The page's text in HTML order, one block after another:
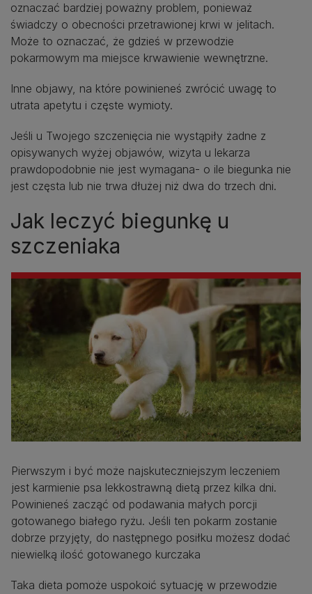
oznaczać bardziej poważny problem, ponieważ
świadczy o obecności przetrawionej krwi w jelitach.
Może to oznaczać, że gdzieś w przewodzie
pokarmowym ma miejsce krwawienie wewnętrzne.
Inne objawy, na które powinieneś zwrócić uwagę to
utrata apetytu i częste wymioty.
Jeśli u Twojego szczenięcia nie wystąpiły żadne z
opisywanych wyżej objawów, wizyta u lekarza
prawdopodobnie nie jest wymagana- o ile biegunka nie
jest częsta lub nie trwa dłużej niż dwa do trzech dni.
Jak leczyć biegunkę u
szczeniaka
Pierwszym i być może najskuteczniejszym leczeniem
jest karmienie psa lekkostrawną dietą przez kilka dni.
Powinieneś zacząć od podawania małych porcji
gotowanego białego ryżu. Jeśli ten pokarm zostanie
dobrze przyjęty, do następnego posiłku możesz dodać
niewielką ilość gotowanego kurczaka
Taka dieta pomoże uspokoić sytuację w przewodzie